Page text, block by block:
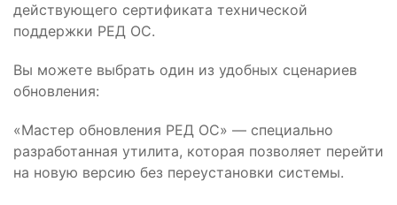
действующего сертификата технической
поддержки РЕД ОС.
Вы можете выбрать один из удобных сценариев
обновления:
«Мастер обновления РЕД ОС» — специально
разработанная утилита, которая позволяет перейти
на новую версию без переустановки системы.